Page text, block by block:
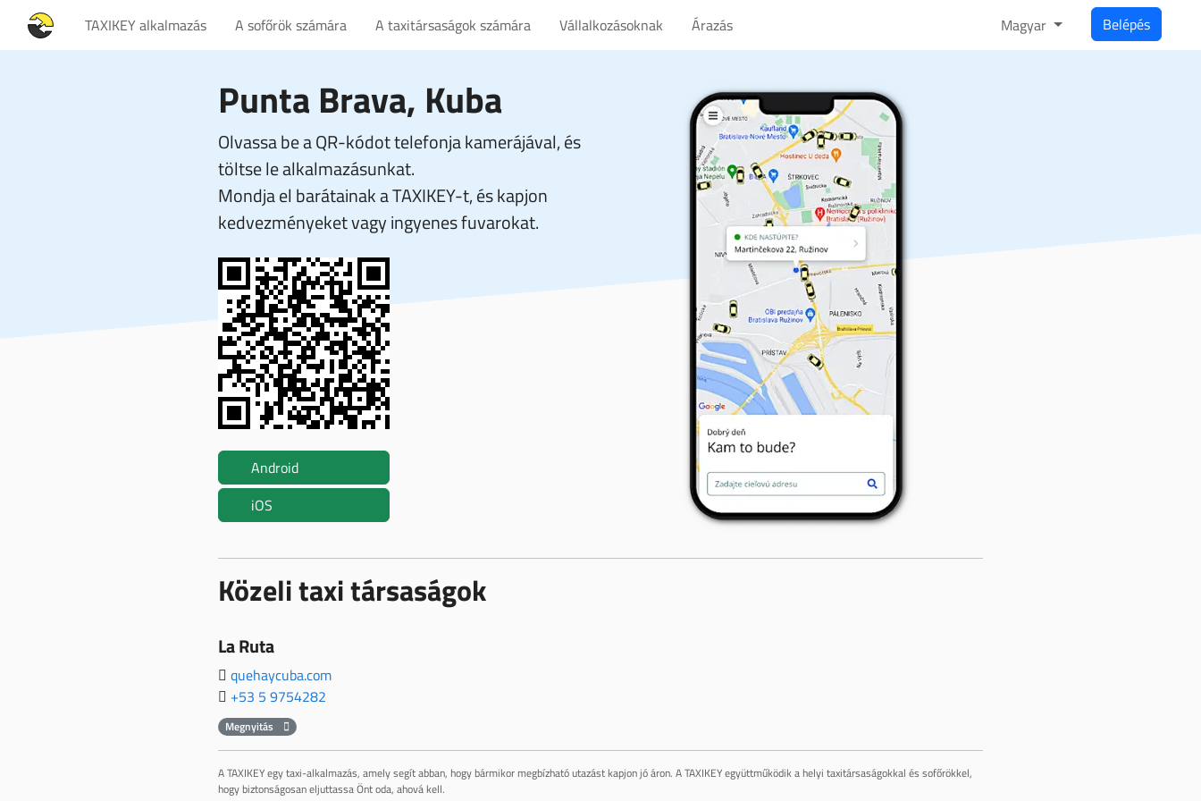
TAXIKEY alkalmazás A sofőrök számára A taxitársaságok számára Vállalkozásoknak Árazás Magyar Belépés
Punta Brava, Kuba
Olvassa be a QR-kódot telefonja kamerájával, és
töltse le alkalmazásunkat.
Mondja el barátainak a TAXIKEY-t, és kapjon
kedvezményeket vagy ingyenes fuvarokat.
Android
iOS
Közeli taxi társaságok
La Ruta
quehaycuba.com
+53 5 9754282
Megnyitás
A TAXIKEY egy taxi-alkalmazás, amely segít abban, hogy bármikor megbízható utazást kapjon jó áron. A TAXIKEY együttműködik a helyi taxitársaságokkal és sofőrökkel,
hogy biztonságosan eljuttassa Önt oda, ahová kell.